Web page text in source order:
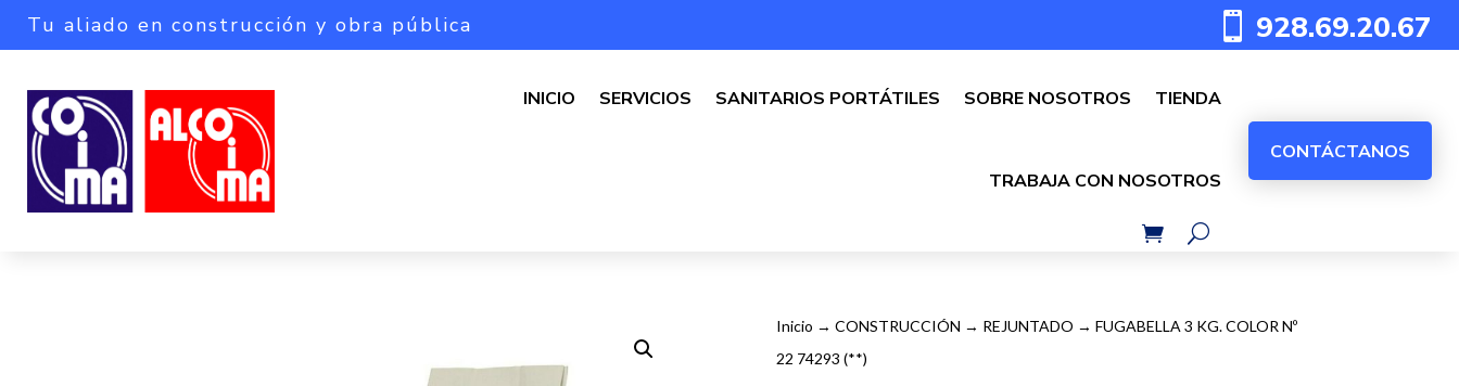
Tu aliado en construcción y obra pública  928.69.20.67
INICIO SERVICIOS SANITARIOS PORTÁTILES SOBRE NOSOTROS TIENDA
TRABAJA CON NOSOTROS
CONTÁCTANOS
Inicio → CONSTRUCCIÓN → REJUNTADO → FUGABELLA 3 KG. COLOR Nº
22 74293 (**)